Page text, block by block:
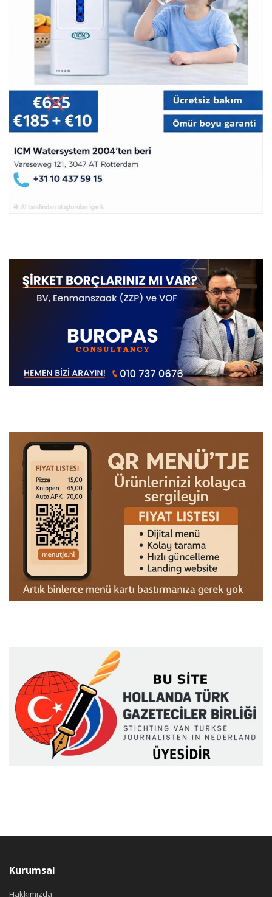
Kurumsal
Hakkımızda